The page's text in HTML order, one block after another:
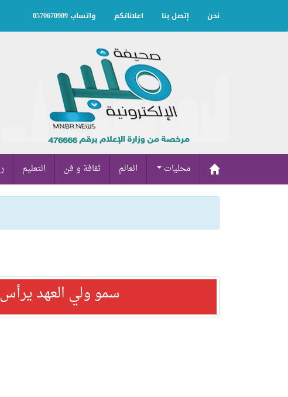
نحن إتصل بنا اعلاناتكم واتساب 0570670909
محليات العالم ثقافة و فن التعليم
سمو ولي العهد